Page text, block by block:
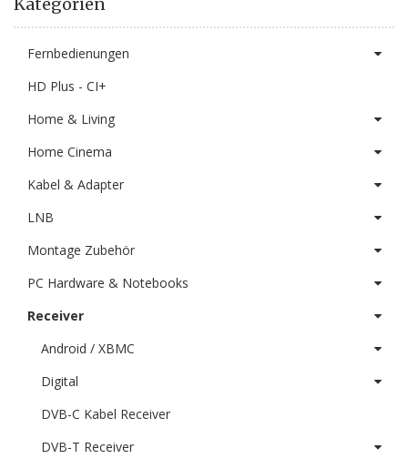
Fernbedienungen
HD Plus - CI+
Home & Living
Home Cinema
Kabel & Adapter
LNB
Montage Zubehör
PC Hardware & Notebooks
Receiver
Android / XBMC
Digital
DVB-C Kabel Receiver
DVB-T Receiver